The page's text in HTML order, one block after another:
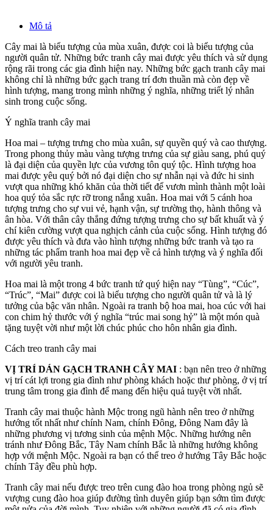
Mô tả
Cây mai là biểu tượng của mùa xuân, được coi là biểu tượng của
người quân tử. Những bức tranh cây mai được yêu thích và sử dụng
rộng rãi trong các gia đình hiện nay. Những bức gạch tranh cây mai
không chỉ là những bức gạch trang trí đơn thuần mà còn đẹp về
hình tượng, mang trong mình những ý nghĩa, những triết lý nhân
sinh trong cuộc sống.
Ý nghĩa tranh cây mai
Hoa mai – tượng trưng cho mùa xuân, sự quyền quý và cao thượng.
Trong phong thủy màu vàng tượng trưng của sự giàu sang, phú quý
là đại diện của quyền lực của vương tôn quý tộc. Hình tượng hoa
mai được yêu quý bởi nó đại diện cho sự nhẫn nại và đức hi sinh
vượt qua những khó khăn của thời tiết để vươn mình thành một loài
hoa quý tỏa sắc rực rỡ trong nắng xuân. Hoa mai với 5 cánh hoa
tượng trưng cho sự vui vẻ, hạnh vận, sự trường thọ, hành thông và
ân hòa. Với thân cây thắng đứng tượng trưng cho sự bất khuất và ý
chí kiên cường vượt qua nghịch cảnh của cuộc sống. Hình tượng đó
được yêu thích và đưa vào hình tượng những bức tranh và tạo ra
những tác phẩm tranh hoa mai đẹp về cả hình tượng và ý nghĩa đối
với người yêu tranh.
Hoa mai là một trong 4 bức tranh tứ quý hiện nay “Tùng”, “Cúc”,
“Trúc”, “Mai” được coi là biểu tượng cho người quân tử và là lý
tưởng của bậc văn nhân. Ngoài ra tranh bộ hoa mai, hoa cúc với hai
con chim hỷ thước với ý nghĩa “trúc mai song hỷ” là một món quà
tặng tuyệt vời như một lời chúc phúc cho hôn nhân gia đình.
Cách treo tranh cây mai
VỊ TRÍ DÁN GẠCH TRANH CÂY MAI : bạn nên treo ở những
vị trí cát lợi trong gia đình như phòng khách hoặc thư phòng, ở vị trí
trung tâm trong gia đình để mang đến hiệu quả tuyệt vời nhất.
Tranh cây mai thuộc hành Mộc trong ngũ hành nên treo ở những
hướng tốt nhất như chính Nam, chính Đông, Đông Nam đây là
những phương vị tương sinh của mệnh Mộc. Những hướng nên
tránh như Đông Bắc, Tây Nam chính Bắc là những hướng không
hợp với mệnh Mộc. Ngoài ra bạn có thể treo ở hướng Tây Bắc hoặc
chính Tây đều phù hợp.
Tranh cây mai nếu được treo trên cung đào hoa trong phòng ngủ sẽ
vượng cung đào hoa giúp đường tình duyên giúp bạn sớm tìm được